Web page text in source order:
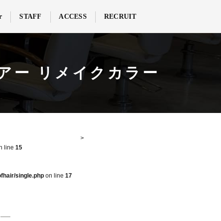
STAFF ACCESS RECRUIT
ー リメイクカラー
line 15
single.php on line 17